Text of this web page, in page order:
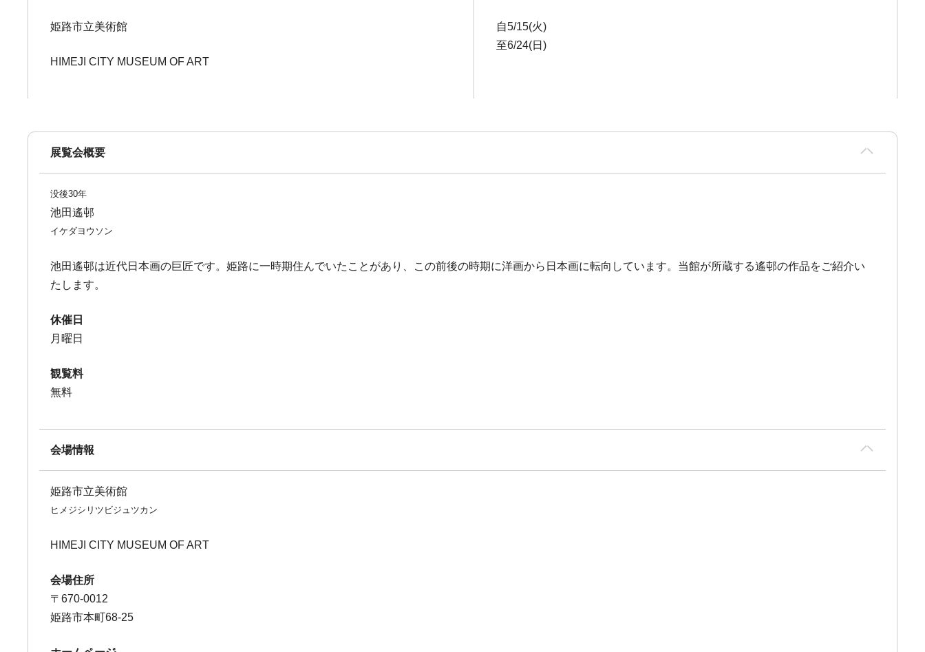
姫路市立美術館
HIMEJI CITY MUSEUM OF ART
自5/15(火)
至6/24(日)
展覧会概要
没後30年
池田遙邨
イケダヨウソン
池田遙邨は近代日本画の巨匠です。姫路に一時期住んでいたことがあり、この前後の時期に洋画から日本画に転向しています。当館が所蔵する遙邨の作品をご紹介い
たします。
休催日
月曜日
観覧料
無料
会場情報
姫路市立美術館
ヒメジシリツビジュツカン
HIMEJI CITY MUSEUM OF ART
会場住所
〒670-0012
姫路市本町68-25